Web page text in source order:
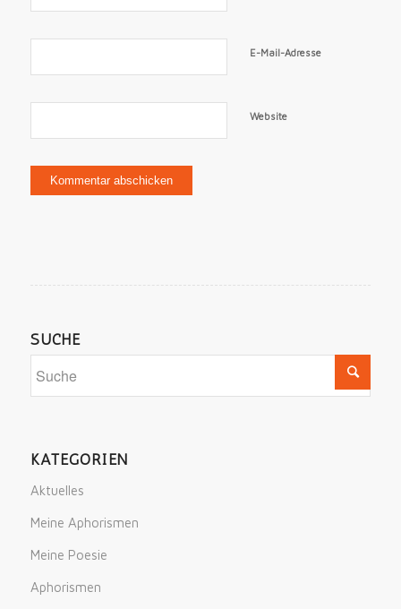
E-Mail-Adresse
Website
SUCHE
KATEGORIEN
Aktuelles
Meine Aphorismen
Meine Poesie
Aphorismen